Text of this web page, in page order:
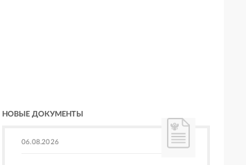
НОВЫЕ ДОКУМЕНТЫ
06.08.2026